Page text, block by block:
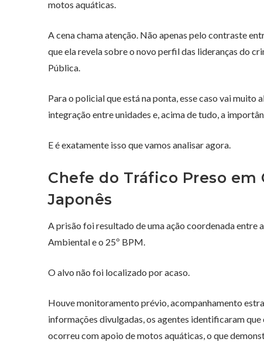
motos aquáticas.
A cena chama atenção. Não apenas pelo contraste
que ela revela sobre o novo perfil das lideranças do
Pública.
Para o policial que está na ponta, esse caso vai
integração entre unidades e, acima de tudo, a
E é exatamente isso que vamos analisar agora.
Chefe do Tráfico Preso em
Japonês
A prisão foi resultado de uma ação coordenada
Ambiental e o 25º BPM.
O alvo não foi localizado por acaso.
Houve monitoramento prévio, acompanhamento
informações divulgadas, os agentes identificaram
ocorreu com apoio de motos aquáticas, o que